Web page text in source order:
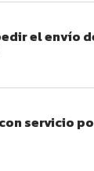
el envío
servicio